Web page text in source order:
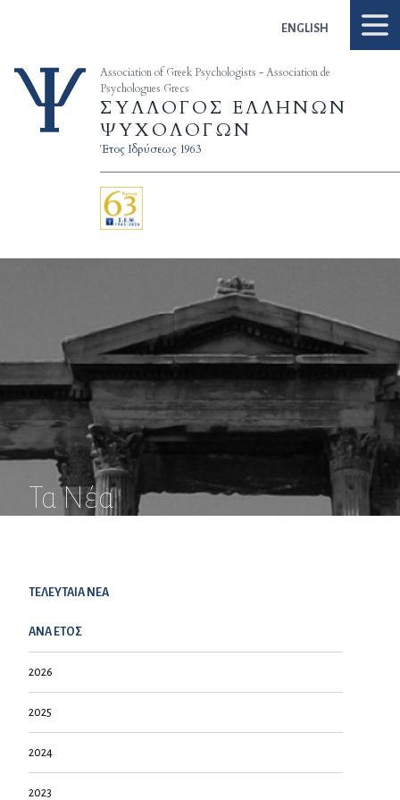
ENGLISH
Association of Greek Psychologists - Association de
Psychologues Grecs
ΣΥΛΛΟΓΟΣ ΕΛΛΗΝΩΝ
ΨΥΧΟΛΟΓΩΝ
Έτος Ιδρύσεως 1963
Τα Νέα
ΤΕΛΕΥΤΑΙΑ NEA
ΑΝΑ ΕΤΟΣ
2026
2025
2024
2023